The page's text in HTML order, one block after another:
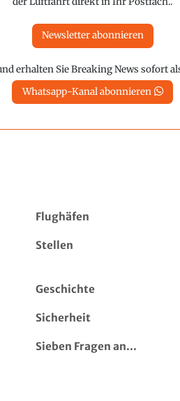
Newsletter abonnieren
erhalten Sie Breaking News sofort
Whatsapp-Kanal abonnieren
Flughäfen
Stellen
Geschichte
Sicherheit
Sieben Fragen an...